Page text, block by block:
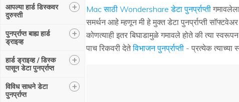
Mac साठी Wondershare डेटा पुनर्प्राप्ती
समर्थन आहे म्हणून मी हे मुक्त डेटा पुनर्प्राप्ती
कोणत्याही इतर बिघाडामुळे गमावले होते की त्या
पाच रिकवरी देतेविभाजन पुनर्प्राप्ती - प्रत्येक त्याच्या
आपल्या हार्ड डिस्कवर
दुरुस्ती
+
पुनर्प्राप्त बाह्य हार्ड
ड्राइव्ह
+
हार्ड ड्राइव्ह / डिस्क
पासून डेटा पुनर्प्राप्त
+
विविध साधने डेटा
पुनर्प्राप्त
+